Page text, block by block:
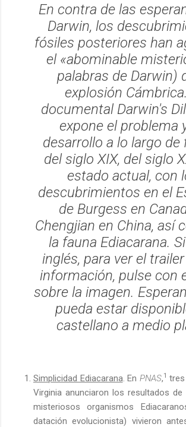
En contra de las
Darwin, los
fósiles posteriores han
el «abominable
palabras de Darwin)
explosión
documental Darwin's
expone el problema
desarrollo a lo largo de
del siglo XIX, del siglo
estado actual, con
descubrimientos en el
de Burgess en
Chengjian en China, así
la fauna Ediacarana.
inglés, para ver el
información, pulse con
sobre la imagen.
pueda estar
castellano a medio
Simplicidad Ediacarana En PNAS,1
Virginia anunciaron los resultados
misteriosos organismos
datación evolucionista) vivieron